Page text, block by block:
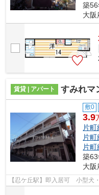
築
大阪
賃貸 | アパート すみれマ
敷0
3.9
片町
片町
片町
築
大阪
【忍ケ丘駅】即入居可 小型犬